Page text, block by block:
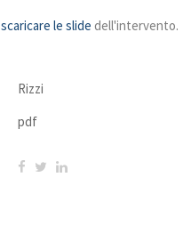
scaricare le slide dell'intervento.
Rizzi
pdf